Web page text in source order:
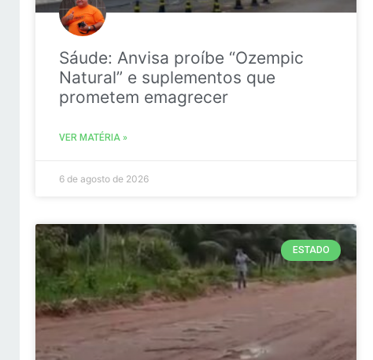
Sáude: Anvisa proíbe “Ozempic
Natural” e suplementos que
prometem emagrecer
VER MATÉRIA »
6 de agosto de 2026
ESTADO